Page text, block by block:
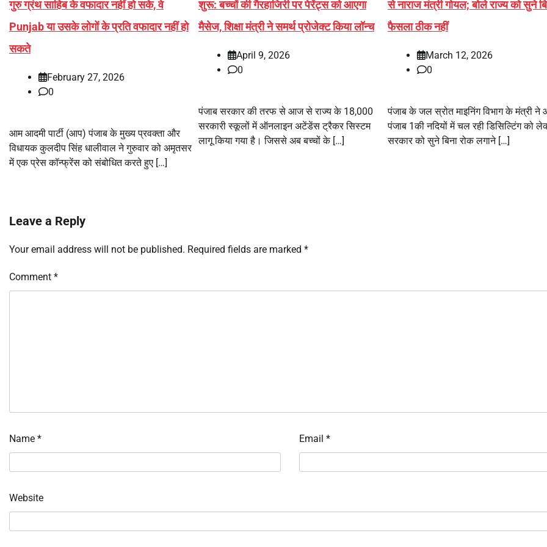
गुरु ग्रंथ साहिब के वफादार नहीं हो सके, वे
Punjab या उसके लोगों के प्रति वफादार नहीं हो
सकते
February 27, 2026
0
आम आदमी पार्टी (आप) पंजाब के मुख्य प्रवक्ता और
विधायक कुलदीप सिंह धालीवाल ने गुरुवार को अमृतसर
में एक प्रेस कॉन्फ्रेंस को संबोधित करते हुए […]
शुरू: बच्चों की गैरहाजिरी पर पेरेंट्स को आएगा
मैसेज, शिक्षा मंत्री ने समर्थ प्रोजेक्ट किया लॉन्च
April 9, 2026
0
पंजाब सरकार की तरफ से आज से राज्य के 18,000
सरकारी स्कूलों में ऑनलाइन अटेंडेंस ट्रैकर सिस्टम
लागू किया गया है। जिससे अब बच्चों के […]
से नाराज मंत्री गोयल; बोले राज्य को सुने
फैसला ठीक नहीं
March 12, 2026
0
पंजाब के जल स्रोत माइनिंग विभाग के मंत्री
पंजाब 1की नदियों में चल रही डिसिल्टिंग को
सरकार को सुने बिना रोक लगाने […]
Leave a Reply
Your email address will not be published. Required fields are marked *
Comment *
Name * Email *
Website